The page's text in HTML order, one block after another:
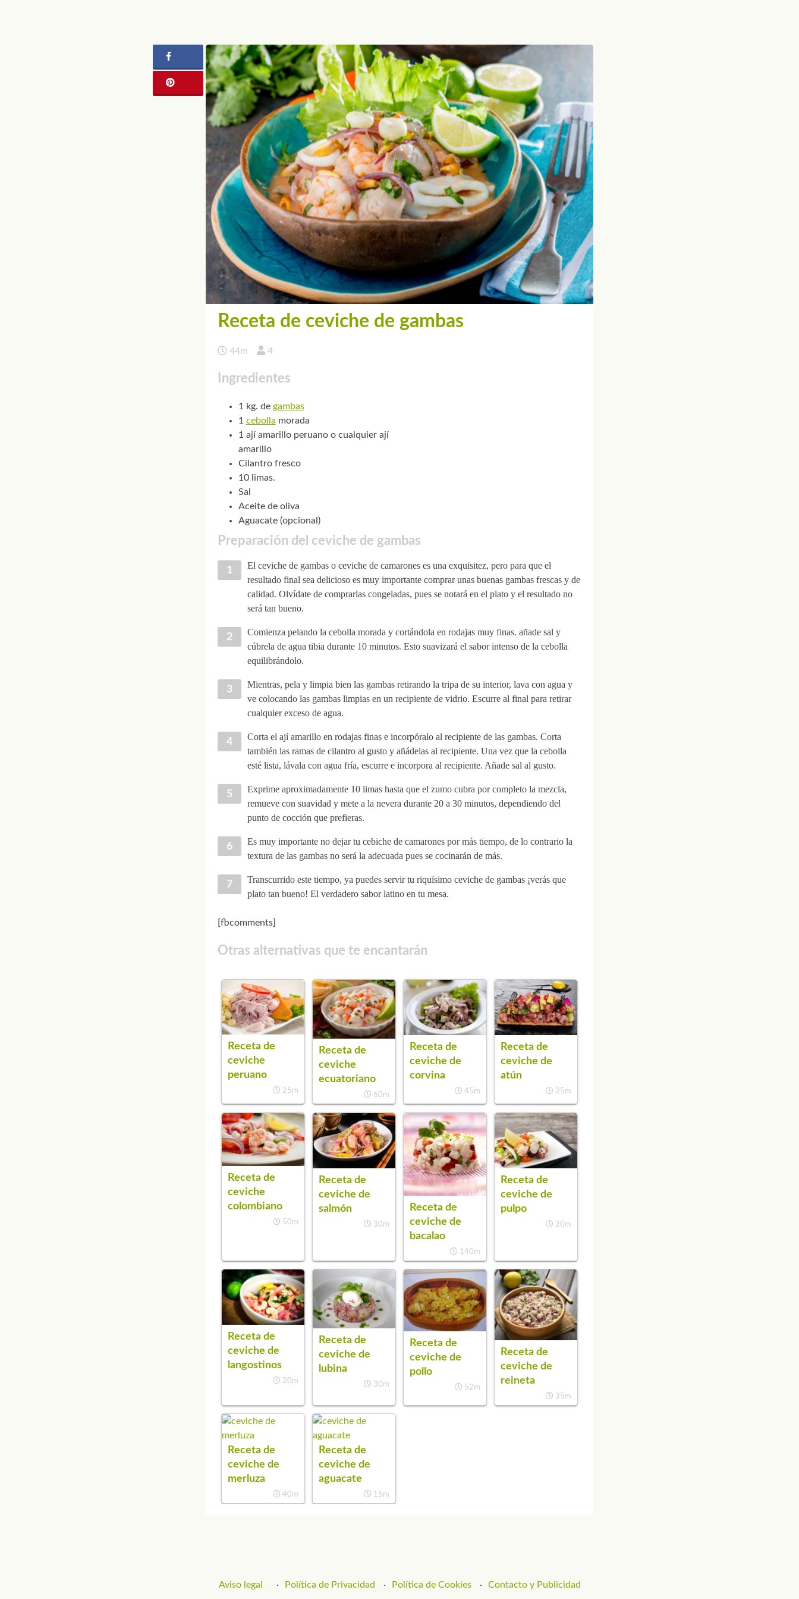
Receta de ceviche de gambas
44m 4
Ingredientes
1 kg. de gambas
1 cebolla morada
1 ají amarillo peruano o cualquier ají
amarillo
Cilantro fresco
10 limas.
Sal
Aceite de oliva
Aguacate (opcional)
Preparación del ceviche de gambas
El ceviche de gambas o ceviche de camarones es una exquisitez, pero para que el
resultado final sea delicioso es muy importante comprar unas buenas gambas frescas y de
calidad. Olvídate de comprarlas congeladas, pues se notará en el plato y el resultado no
será tan bueno.
Comienza pelando la cebolla morada y cortándola en rodajas muy finas. añade sal y
cúbrela de agua tibia durante 10 minutos. Esto suavizará el sabor intenso de la cebolla
equilibrándolo.
Mientras, pela y limpia bien las gambas retirando la tripa de su interior, lava con agua y
ve colocando las gambas limpias en un recipiente de vidrio. Escurre al final para retirar
cualquier exceso de agua.
Corta el ají amarillo en rodajas finas e incorpóralo al recipiente de las gambas. Corta
también las ramas de cilantro al gusto y añádelas al recipiente. Una vez que la cebolla
esté lista, lávala con agua fría, escurre e incorpora al recipiente. Añade sal al gusto.
Exprime aproximadamente 10 limas hasta que el zumo cubra por completo la mezcla,
remueve con suavidad y mete a la nevera durante 20 a 30 minutos, dependiendo del
punto de cocción que prefieras.
Es muy importante no dejar tu cebiche de camarones por más tiempo, de lo contrario la
textura de las gambas no será la adecuada pues se cocinarán de más.
Transcurrido este tiempo, ya puedes servir tu riquísimo ceviche de gambas ¡verás que
plato tan bueno! El verdadero sabor latino en tu mesa.
[fbcomments]
Otras alternativas que te encantarán
Receta de
ceviche
peruano
25m
Receta de
ceviche
ecuatoriano
60m
Receta de
ceviche de
corvina
45m
Receta de
ceviche de
atún
25m
Receta de
ceviche
colombiano
50m
Receta de
ceviche de
salmón
30m
Receta de
ceviche de
bacalao
140m
Receta de
ceviche de
pulpo
20m
Receta de
ceviche de
langostinos
20m
Receta de
ceviche de
lubina
30m
Receta de
ceviche de
pollo
52m
Receta de
ceviche de
reineta
35m
Receta de
ceviche de
merluza
40m
Receta de
ceviche de
aguacate
15m
Aviso legal Política de Privacidad Política de Cookies Contacto y Publicidad